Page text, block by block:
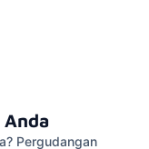
Pergudangan